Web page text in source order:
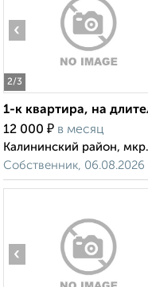
2/3
‹
1-к квартира, на
12 000 ₽ в месяц
Калининский район,
Собственник, 06.08.2026
‹